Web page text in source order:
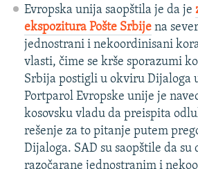
Evropska unija saopštila je da je
ekspozitura Pošte Srbijena
jednostrani i nekoordinisani
vlasti, čime se krše sporazumi
Srbija postigli u okviru Dijaloga
Portparol Evropske unije je
kosovsku vladu da preispita
rešenje za to pitanje putem
Dijaloga. SAD su saopštile da su
razočarane jednostranim i